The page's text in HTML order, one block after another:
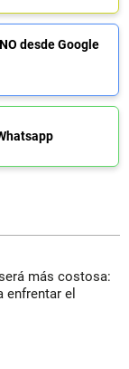
desde Google
más costosa:
el